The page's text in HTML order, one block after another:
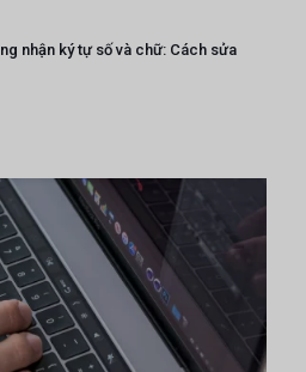
nhận ký tự số và chữ: Cách sửa